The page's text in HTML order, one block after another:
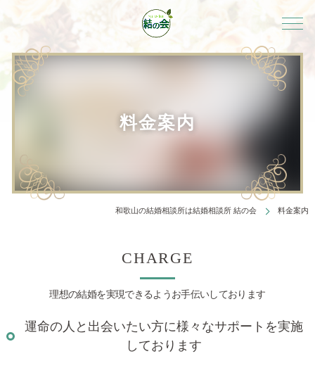
料金案内
和歌山の結婚相談所は結婚相談所 結の会 料金案内
理想の結婚を実現できるようお手伝いしております
CHARGE
運命の人と出会いたい方に様々なサポートを実施
しております